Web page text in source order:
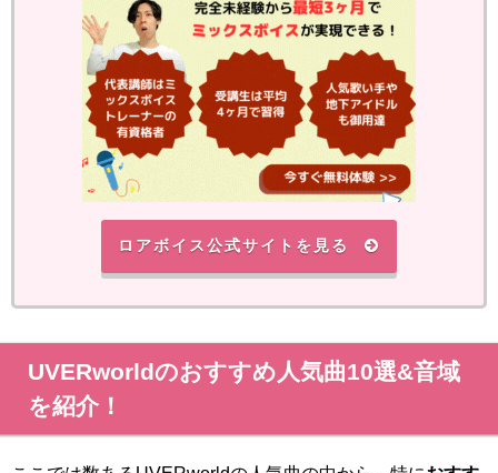
ロアボイス公式サイトを見る
UVERworldのおすすめ人気曲10選&音域
を紹介！